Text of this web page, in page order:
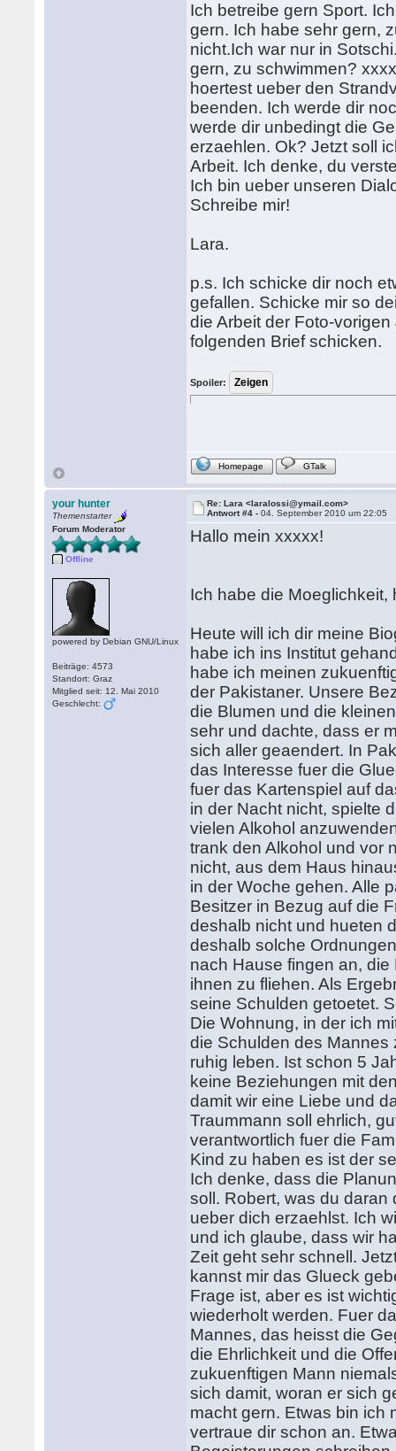
Ich betreibe gern Sport.
gern. Ich habe sehr gern,
nicht.Ich war nur in
gern, zu schwimmen?
hoertest ueber den
beenden. Ich werde dir
werde dir unbedingt die
erzaehlen. Ok? Jetzt soll
Arbeit. Ich denke, du
Ich bin ueber unseren
Schreibe mir!
Lara.
p.s. Ich schicke dir noch
gefallen. Schicke mir so
die Arbeit der Foto-
folgenden Brief schicken.
Spoiler:
Homepage GTalk
your hunter
Themenstarter
Forum Moderator
Offline
powered by Debian GNU/Linux
Beiträge: 4573
Standort: Graz
Mitglied seit: 12. Mai 2010
Geschlecht:
Re: Lara <laralossi@ymail.com>
Antwort #4 -04. September 2010 um 22:05
Hallo mein xxxxx!
Ich habe die Moeglichkeit,
Heute will ich dir meine
habe ich ins Institut
habe ich meinen
der Pakistaner. Unsere
die Blumen und die
sehr und dachte, dass er
sich aller geaendert. In
das Interesse fuer die
fuer das Kartenspiel auf
in der Nacht nicht, spielte
vielen Alkohol
trank den Alkohol und vor
nicht, aus dem Haus
in der Woche gehen. Alle
Besitzer in Bezug auf die
deshalb nicht und hueten
deshalb solche
nach Hause fingen an,
ihnen zu fliehen. Als
seine Schulden getoetet.
Die Wohnung, in der ich
die Schulden des
ruhig leben. Ist schon 5
keine Beziehungen mit
damit wir eine Liebe und
Traummann soll ehrlich,
verantwortlich fuer die
Kind zu haben es ist der
Ich denke, dass die
soll. Robert, was du
ueber dich erzaehlst. Ich
und ich glaube, dass wir
Zeit geht sehr schnell.
kannst mir das Glueck
Frage ist, aber es ist
wiederholt werden. Fuer
Mannes, das heisst die
die Ehrlichkeit und die
zukuenftigen Mann
sich damit, woran er sich
macht gern. Etwas bin ich
vertraue dir schon an.